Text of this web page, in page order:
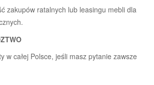
zakupów ratalnych lub leasingu mebli dla
w całej Polsce, jeśli masz pytanie zawsze